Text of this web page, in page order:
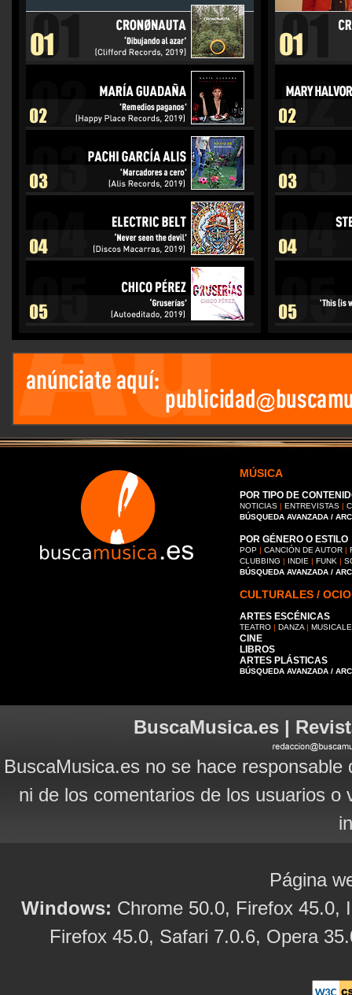
MÚSICA
POR TIPO DE
NOTICIAS | ENTREVISTAS |
BÚSQUEDA AVANZADA /
POR GÉNERO O ESTILO
POP | CANCIÓN DE AUTOR |
CLUBBING | INDIE | FUNK |
BÚSQUEDA AVANZADA /
CULTURALES / OCIO
ARTES ESCÉNICAS
TEATRO | DANZA |
CINE
LIBROS
ARTES PLÁSTICAS
BÚSQUEDA AVANZADA /
BuscaMusica.es |
BuscaMusica.es no se hace
ni de los comentarios de los usuarios
Página
Windows: Chrome 50.0, Firefox 45.0,
Firefox 45.0, Safari 7.0.6, Opera